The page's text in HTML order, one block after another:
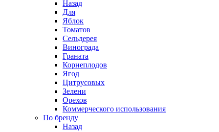
Назад
Для
Яблок
Томатов
Cельдерея
Винограда
Граната
Корнеплодов
Ягод
Цитрусовых
Зелени
Орехов
Коммерческого использования
По бренду
Назад